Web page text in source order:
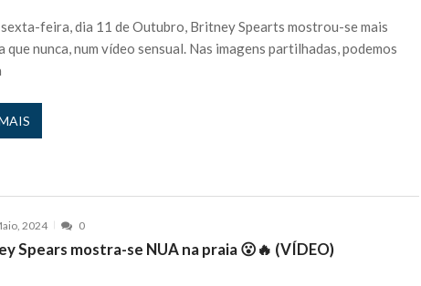
e é apanhado 27 JANEIRO, 2026
Ramos: “É um atentado…”
polémica a Flávio Furtado...
que pegou fogo à estátua de Cristiano R...
euros POR DIA enquanto comentador na TVI
feira, dia 11 de Outubro, Britney Spearts mostrou-se mais
que nunca, num vídeo sensual. Nas imagens partilhadas, podemos
2024 0
Spears mostra-se NUA na praia 😮🔥 (VÍDEO)